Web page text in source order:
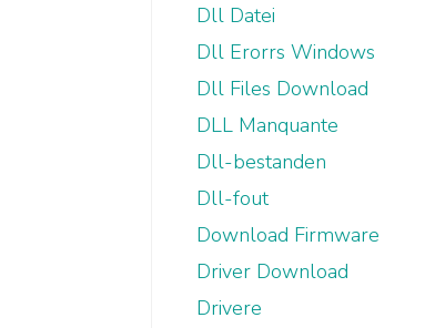
Dll Datei
Dll Erorrs Windows
Dll Files Download
DLL Manquante
Dll-bestanden
Dll-fout
Download Firmware
Driver Download
Drivere